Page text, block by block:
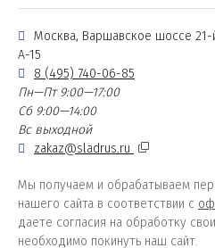
Москва, Варшавское шоссе 21-
А-15
8 (495) 740-06-85
Пн—Пт 9:00—17:00
Сб 9:00—14:00
Вс выходной
zakaz@sladrus.ru
Мы получаем и обрабатываем
нашего сайта в соответствии с
даете согласия на обработку
необходимо покинуть наш сайт.